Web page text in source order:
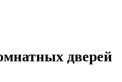
дверей